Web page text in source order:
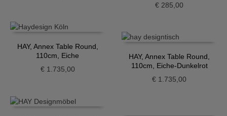
€ 285,00
HAY, Annex Table Round,
110cm, Eiche
€1.735,00
HAY, Annex Table Round,
110cm, Eiche-Dunkelrot
€ 1.735,00